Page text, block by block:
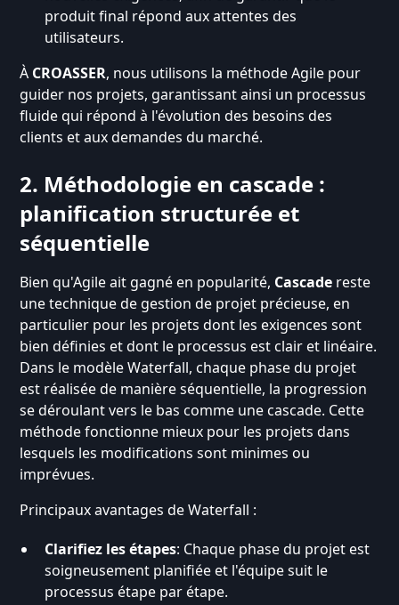
produit final répond aux attentes des
utilisateurs.
À CROASSER, nous utilisons la méthode Agile pour
guider nos projets, garantissant ainsi un processus
fluide qui répond à l'évolution des besoins des
clients et aux demandes du marché.
2. Méthodologie en cascade :
planification structurée et
séquentielle
Bien qu'Agile ait gagné en popularité, Cascade reste
une technique de gestion de projet précieuse, en
particulier pour les projets dont les exigences sont
bien définies et dont le processus est clair et linéaire.
Dans le modèle Waterfall, chaque phase du projet
est réalisée de manière séquentielle, la progression
se déroulant vers le bas comme une cascade. Cette
méthode fonctionne mieux pour les projets dans
lesquels les modifications sont minimes ou
imprévues.
Principaux avantages de Waterfall :
Clarifiez les étapes: Chaque phase du projet est
soigneusement planifiée et l'équipe suit le
processus étape par étape.